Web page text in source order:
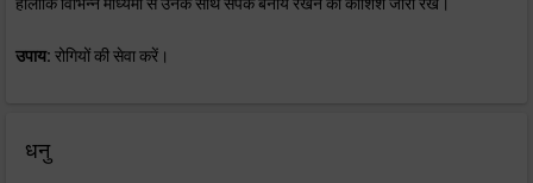
हालांकि विभिन्न माध्यमों से उनके साथ संपर्क बनाये रखने की कोशिश जारी रखें।
उपाय: रोगियों की सेवा करें।
धनु